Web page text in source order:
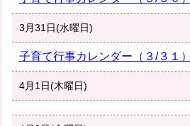
3月31日(水曜日)
子育て行事カレンダー（３/３１）
4月1日(木曜日)